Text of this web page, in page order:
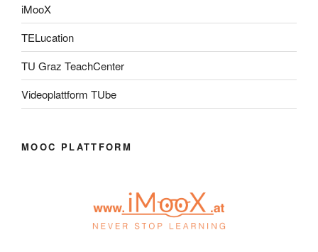
iMooX
TELucation
TU Graz TeachCenter
Videoplattform TUbe
MOOC PLATTFORM